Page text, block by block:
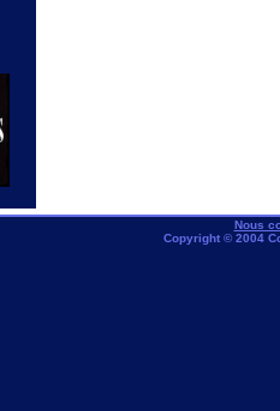
Nous
Copyright © 2004